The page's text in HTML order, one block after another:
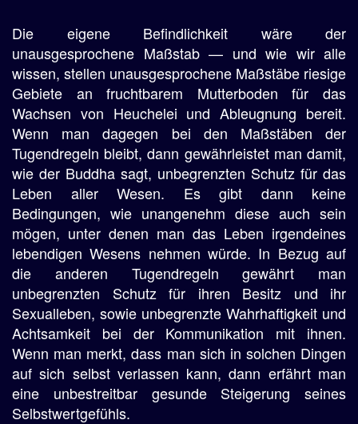
Die eigene Befindlichkeit wäre der
unausgesprochene Maßstab — und wie wir alle
wissen, stellen unausgesprochene Maßstäbe riesige
Gebiete an fruchtbarem Mutterboden für das
Wachsen von Heuchelei und Ableugnung bereit.
Wenn man dagegen bei den Maßstäben der
Tugendregeln bleibt, dann gewährleistet man damit,
wie der Buddha sagt, unbegrenzten Schutz für das
Leben aller Wesen. Es gibt dann keine
Bedingungen, wie unangenehm diese auch sein
mögen, unter denen man das Leben irgendeines
lebendigen Wesens nehmen würde. In Bezug auf
die anderen Tugendregeln gewährt man
unbegrenzten Schutz für ihren Besitz und ihr
Sexualleben, sowie unbegrenzte Wahrhaftigkeit und
Achtsamkeit bei der Kommunikation mit ihnen.
Wenn man merkt, dass man sich in solchen Dingen
auf sich selbst verlassen kann, dann erfährt man
eine unbestreitbar gesunde Steigerung seines
Selbstwertgefühls.